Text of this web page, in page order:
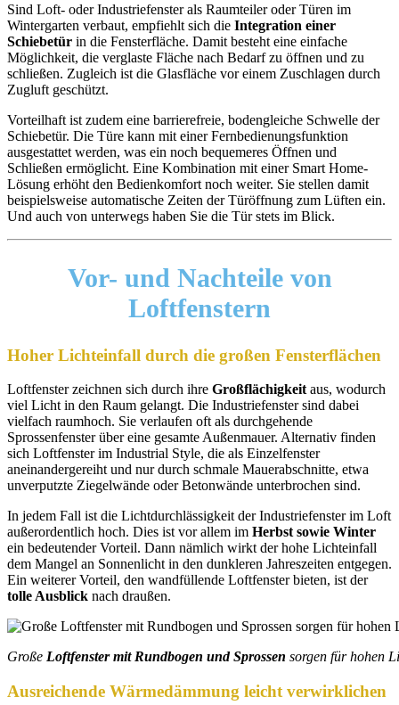
Sind Loft- oder Industriefenster als Raumteiler oder Türen im
Wintergarten verbaut, empfiehlt sich die Integration einer
Schiebetür in die Fensterfläche. Damit besteht eine einfache
Möglichkeit, die verglaste Fläche nach Bedarf zu öffnen und zu
schließen. Zugleich ist die Glasfläche vor einem Zuschlagen durch
Zugluft geschützt.
Vorteilhaft ist zudem eine barrierefreie, bodengleiche Schwelle der
Schiebetür. Die Türe kann mit einer Fernbedienungsfunktion
ausgestattet werden, was ein noch bequemeres Öffnen und
Schließen ermöglicht. Eine Kombination mit einer Smart Home-
Lösung erhöht den Bedienkomfort noch weiter. Sie stellen damit
beispielsweise automatische Zeiten der Türöffnung zum Lüften ein.
Und auch von unterwegs haben Sie die Tür stets im Blick.
Vor- und Nachteilevon
Loftfenstern
Hoher Lichteinfall durch die großen Fensterflächen
Loftfenster zeichnen sich durch ihre Großflächigkeit aus, wodurch
viel Licht in den Raum gelangt. Die Industriefenster sind dabei
vielfach raumhoch. Sie verlaufen oft als durchgehende
Sprossenfenster über eine gesamte Außenmauer. Alternativ finden
sich Loftfenster im Industrial Style, die als Einzelfenster
aneinandergereiht und nur durch schmale Mauerabschnitte, etwa
unverputzte Ziegelwände oder Betonwände unterbrochen sind.
In jedem Fall ist die Lichtdurchlässigkeit der Industriefenster im Loft
außerordentlich hoch. Dies ist vor allem im Herbst sowie Winter
ein bedeutender Vorteil. Dann nämlich wirkt der hohe Lichteinfall
dem Mangel an Sonnenlicht in den dunkleren Jahreszeiten entgegen.
Ein weiterer Vorteil, den wandfüllende Loftfenster bieten, ist der
tolle Ausblick nach draußen.
Große Loftfenster mit Rundbogen und Sprossen sorgen für hohen
Ausreichende Wärmedämmung leicht verwirklichen